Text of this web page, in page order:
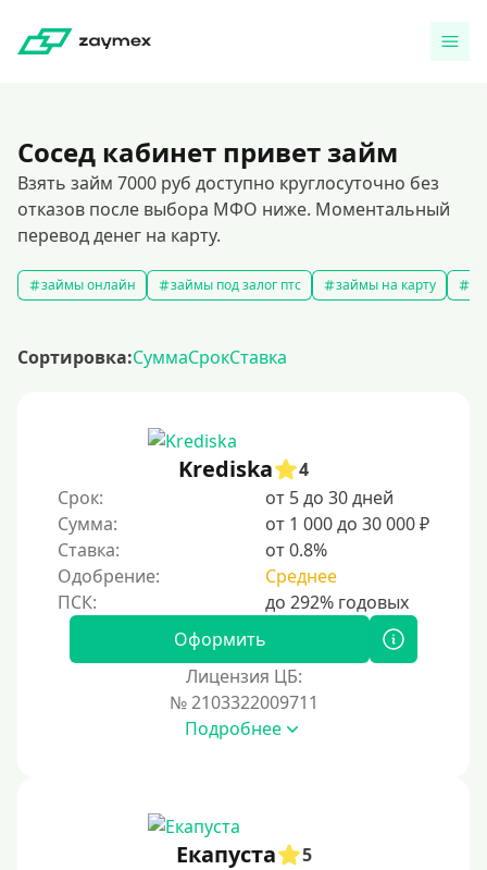
Сосед кабинет привет займ
Взять займ 7000 руб доступно круглосуточно без
отказов после выбора МФО ниже. Моментальный
перевод денег на карту.
займы онлайн займы под залог птс займы на карту
Сортировка:СуммаСрокСтавка
Krediska
4
Срок:
от 5 до 30 дней
Сумма:
от 1 000 до 30 000 ₽
Ставка:
от 0.8%
Одобрение:
Среднее
Оформить
Лицензия ЦБ:
№ 2103322009711
Подробнее
Екапуста
5